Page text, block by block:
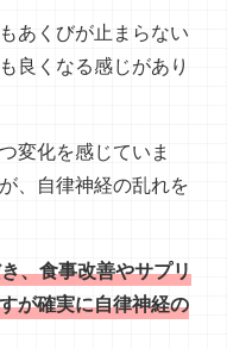
あくびが止まらない
良くなる感じがあり
変化を感じていま
、自律神経の乱れを
、食事改善やサプリ
が確実に自律神経の